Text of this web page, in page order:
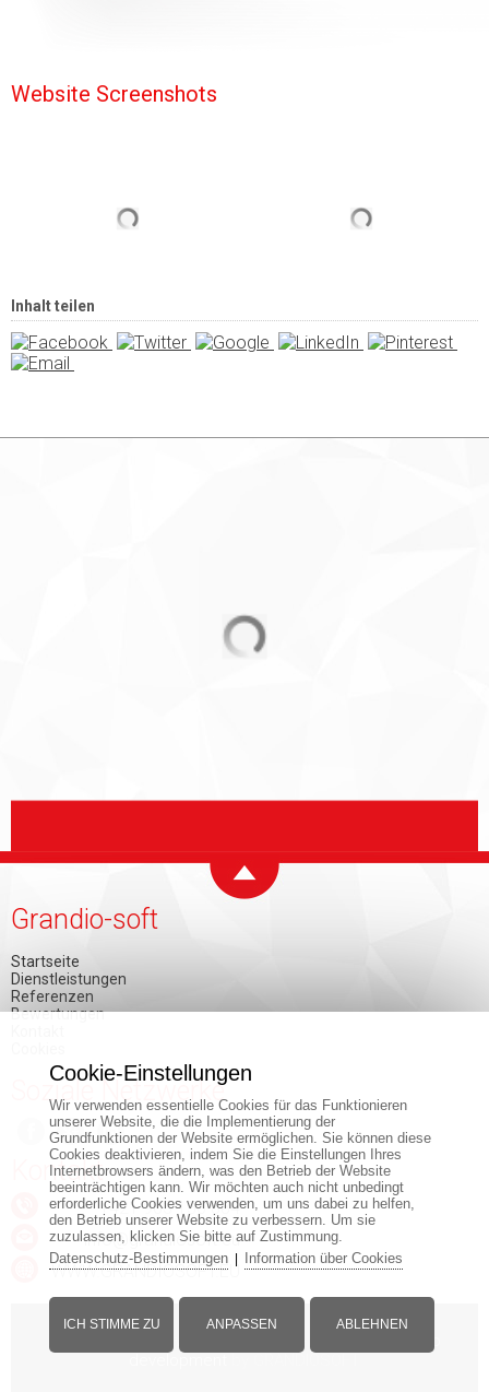
Website Screenshots
Inhalt teilen
Grandio-soft
Startseite
Dienstleistungen
Referenzen
Bewertungen
Soziale Netzwerke
Kontakt
+421 903 150 884
info@grandiosoft.eu
WWW.GRANDIOSOFT.EU
Cookie-Einstellungen
Wir verwenden essentielle Cookies für das Funktionieren
unserer Website, die die Implementierung der
Grundfunktionen der Website ermöglichen. Sie können diese
Cookies deaktivieren, indem Sie die Einstellungen Ihres
Internetbrowsers ändern, was den Betrieb der Website
beeinträchtigen kann. Wir möchten auch nicht unbedingt
erforderliche Cookies verwenden, um uns dabei zu helfen,
den Betrieb unserer Website zu verbessern. Um sie
zuzulassen, klicken Sie bitte auf Zustimmung.
Datenschutz-Bestimmungen| Information über Cookies
ICH STIMME ZU ANPASSEN ABLEHNEN